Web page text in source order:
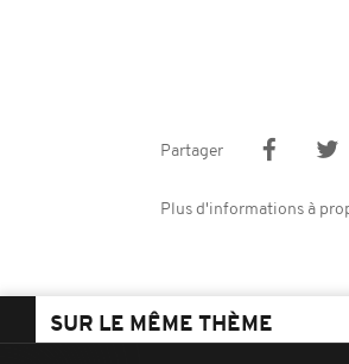
Partager
Plus d'informations à
SUR LE MÊME THÈME